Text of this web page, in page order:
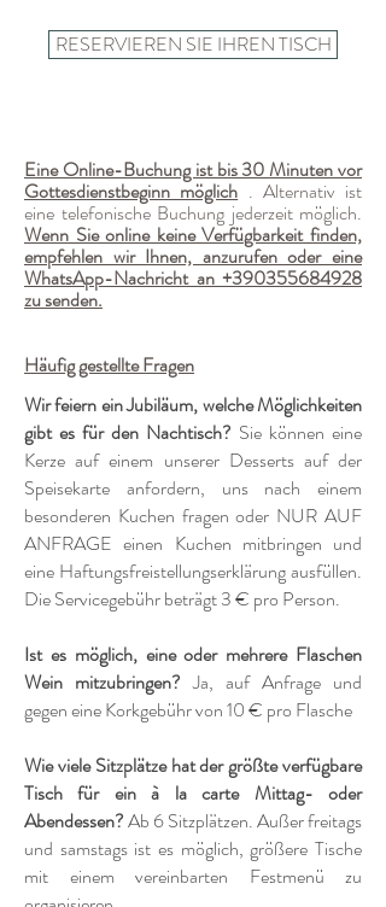
Eine Online-Buchung ist bis 30 Minuten vor
Gottesdienstbeginn möglich . Alternativ ist
eine telefonische Buchung jederzeit möglich.
Wenn Sie online keine Verfügbarkeit finden,
empfehlen wir Ihnen, anzurufen oder eine
WhatsApp-Nachricht an +390355684928
zu senden.
Häufig gestellte Fragen
Wir feiern ein Jubiläum, welche Möglichkeiten
gibt es für den Nachtisch? Sie können eine
Kerze auf einem unserer Desserts auf der
Speisekarte anfordern, uns nach einem
besonderen Kuchen fragen oder NUR AUF
ANFRAGE einen Kuchen mitbringen und
eine Haftungsfreistellungserklärung ausfüllen.
Die Servicegebühr beträgt 3 € pro Person.
Ist es möglich, eine oder mehrere Flaschen
Wein mitzubringen? Ja, auf Anfrage und
gegen eine Korkgebühr von 10 € pro Flasche
Wie viele Sitzplätze hat der größte verfügbare
Tisch für ein à la carte Mittag- oder
Abendessen?Ab 6 Sitzplätzen. Außer freitags
und samstags ist es möglich, größere Tische
mit einem vereinbarten Festmenü zu
RESERVIEREN SIE IHREN TISCH